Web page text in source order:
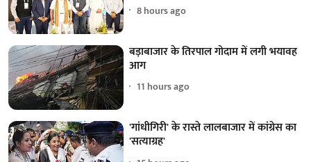
8 hours ago
बड़ाबाजार के तिरपाल गोदाम में लगी भयावह
आग
11 hours ago
'गांधीगिरी' के रास्ते लालबाजार में कांग्रेस का
'सत्याग्रह'